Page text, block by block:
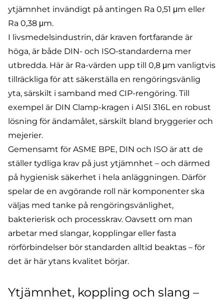
ytjämnhet invändigt på antingen Ra 0,51 μm eller
Ra 0,38 μm.
I livsmedelsindustrin, där kraven fortfarande är
höga, är både DIN- och ISO-standarderna mer
utbredda. Här är Ra-värden upp till 0,8 μm vanligtvis
tillräckliga för att säkerställa en rengöringsvänlig
yta, särskilt i samband med CIP-rengöring. Till
exempel är DIN Clamp-kragen i AISI 316Len robust
lösning för ändamålet, särskilt bland bryggerier och
mejerier.
Gemensamt för ASME BPE, DIN och ISO är att de
ställer tydliga krav på just ytjämnhet – och därmed
på hygienisk säkerhet i hela anläggningen. Därför
spelar de en avgörande roll när komponenter ska
väljas med tanke på rengöringsvänlighet,
bakterierisk och processkrav. Oavsett om man
arbetar med slangar, kopplingar eller fasta
rörförbindelser bör standarden alltid beaktas – för
det är här ytans kvalitet börjar.
Ytjämnhet, koppling och slang –